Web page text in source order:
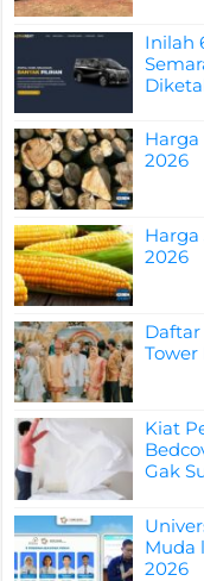
Inilah
Harga
2026
2026
Kiat
Gak
Muda
2026